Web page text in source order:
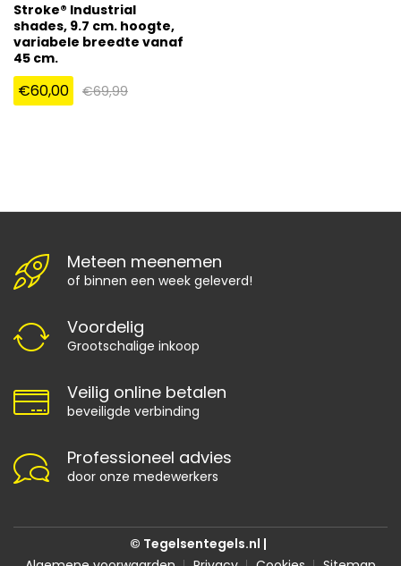
Stroke® Industrial
shades, 9.7 cm. hoogte,
variabele breedte vanaf
45 cm.
€60,00 €69,99
Meteen meenemen
of binnen een week geleverd!
Voordelig
Grootschalige inkoop
Veilig online betalen
beveiligde verbinding
Professioneel advies
door onze medewerkers
© Tegelsentegels.nl |